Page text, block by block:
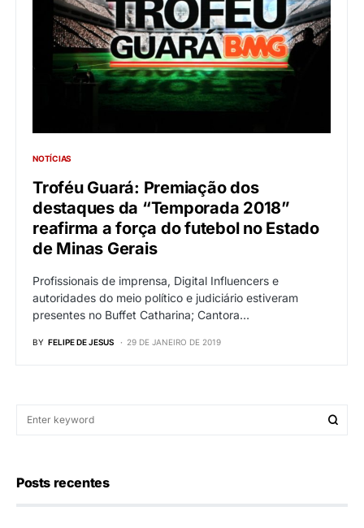
NOTÍCIAS
Troféu Guará: Premiação dos
destaques da “Temporada 2018”
reafirma a força do futebol no Estado
de Minas Gerais
Profissionais de imprensa, Digital Influencers e
autoridades do meio político e judiciário estiveram
presentes no Buffet Catharina; Cantora…
BY FELIPE DE JESUS 29 DE JANEIRO DE 2019
Posts recentes